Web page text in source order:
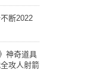
断2022
神奇道具
攻人射箭